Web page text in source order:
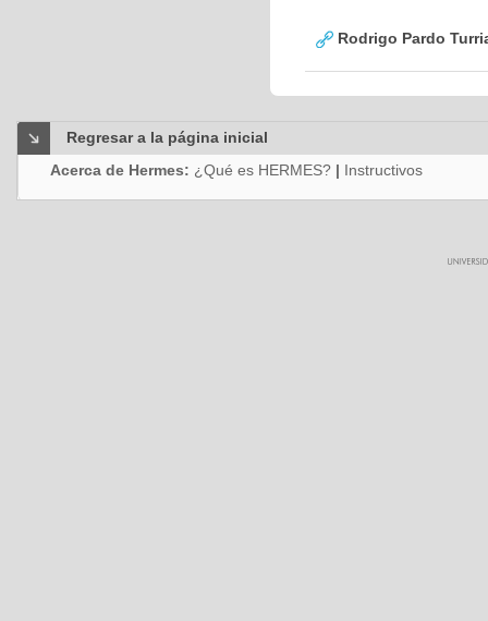
Rodrigo Pardo
Regresar a la página inicial
Acerca de Hermes: ¿Qué es HERMES? | Instructivos